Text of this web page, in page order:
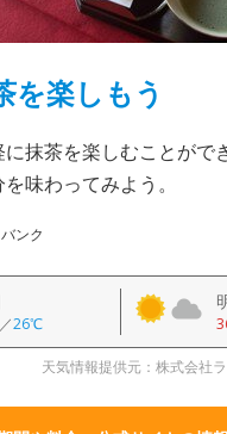
を楽しもう
抹茶を楽しむことがで
味わってみよう。
ンク
／26℃
天気情報提供元：株式会社